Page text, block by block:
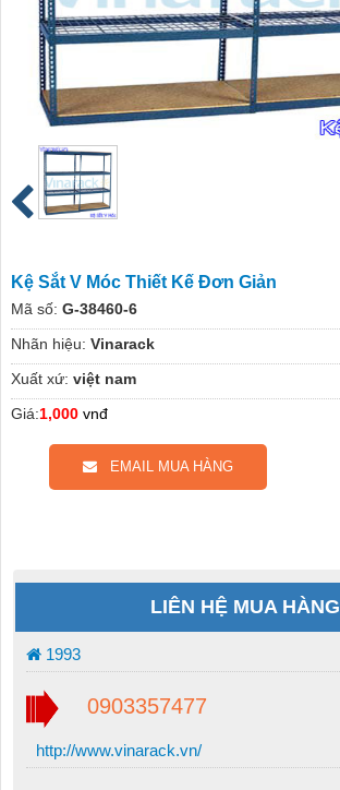
Kệ Sắt V Móc Thiết Kế Đơn Giản
Mã số: G-38460-6
Nhãn hiệu: Vinarack
Xuất xứ: việt nam
Giá:1,000 vnđ
EMAIL MUA HÀNG
LIÊN HỆ MUA HÀNG
1993
0903357477
http://www.vinarack.vn/